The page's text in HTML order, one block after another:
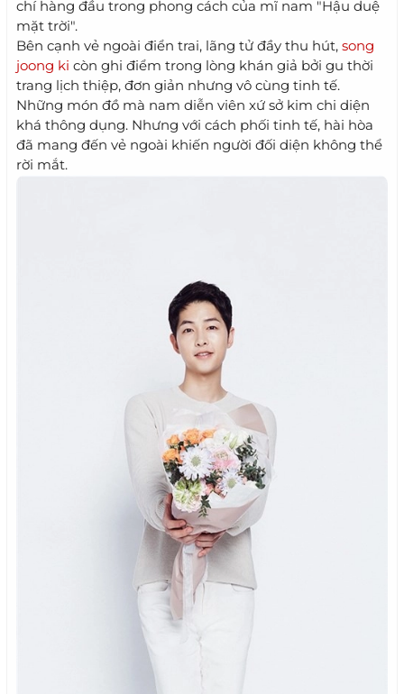
chí hàng đầu trong phong cách của mĩ nam "Hậu duệ
mặt trời".
Bên cạnh vẻ ngoài điển trai, lãng tử đầy thu hút, song
joong ki còn ghi điểm trong lòng khán giả bởi gu thời
trang lịch thiệp, đơn giản nhưng vô cùng tinh tế.
Những món đồ mà nam diễn viên xứ sở kim chi diện
khá thông dụng. Nhưng với cách phối tinh tế, hài hòa
đã mang đến vẻ ngoài khiến người đối diện không thể
rời mắt.